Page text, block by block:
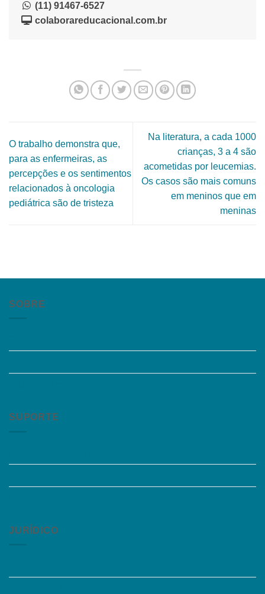
(11) 91467-6527
colaborareducacional.com.br
O trabalho demonstra que,
para as enfermeiras, as
percepções e os sentimentos
relacionados à oncologia
pediátrica são de tristeza
Na literatura, a cada 1000
crianças, 3 a 4 são
acometidas por leucemias.
Os casos são mais comuns
em meninos que em
meninas
SOBRE
SUPORTE
JURÍDICO